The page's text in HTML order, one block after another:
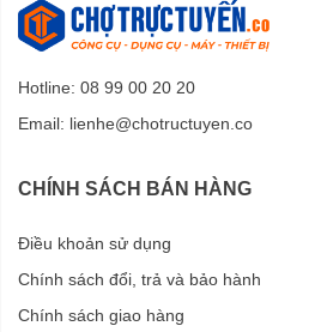
Hotline: 08 99 00 20 20
Email: lienhe@chotructuyen.co
CHÍNH SÁCH BÁN HÀNG
Điều khoản sử dụng
Chính sách đổi, trả và bảo hành
Chính sách giao hàng